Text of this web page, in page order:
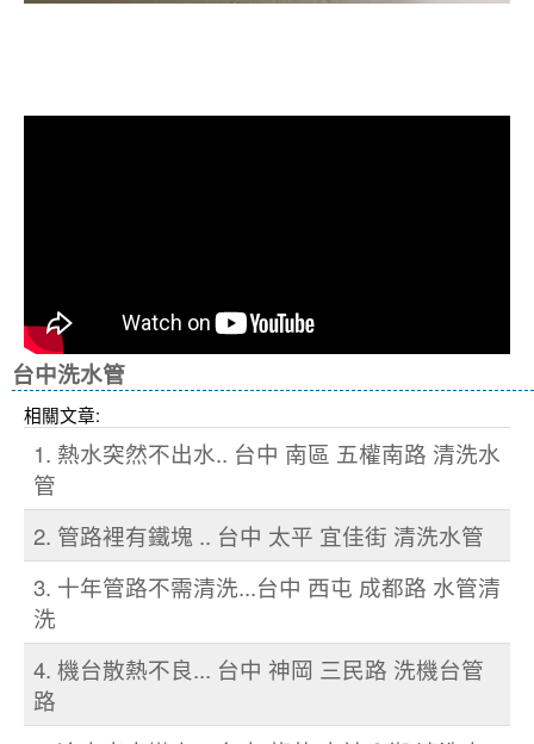
台中洗水管
相關文章:
1. 熱水突然不出水.. 台中 南區 五權南路 清洗水
管
2. 管路裡有鐵塊 .. 台中 太平 宜佳街 清洗水管
3. 十年管路不需清洗...台中 西屯 成都路 水管清
洗
4. 機台散熱不良... 台中 神岡 三民路 洗機台管
路